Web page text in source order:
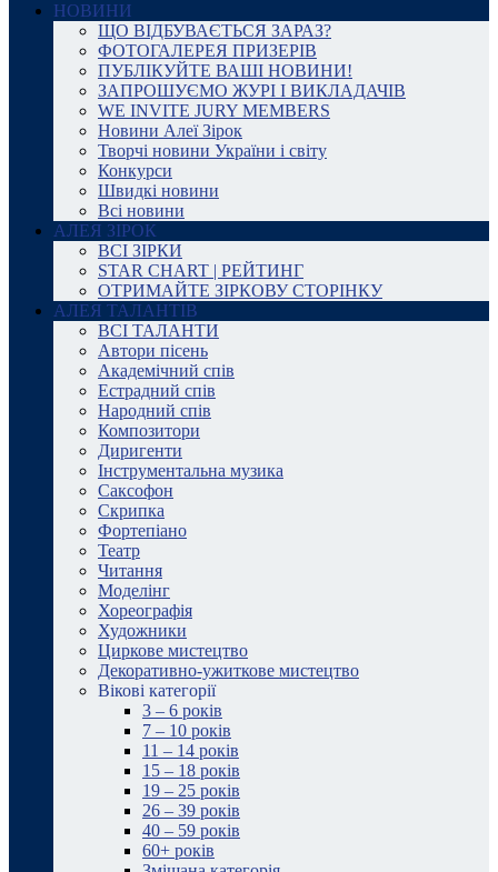
НОВИНИ
ЩО ВІДБУВАЄТЬСЯ ЗАРАЗ?
ФОТОГАЛЕРЕЯ ПРИЗЕРІВ
ПУБЛІКУЙТЕ ВАШІ НОВИНИ!
ЗАПРОШУЄМО ЖУРІ І ВИКЛАДАЧІВ
WE INVITE JURY MEMBERS
Новини Алеї Зірок
Творчі новини України і світу
Конкурси
Швидкі новини
Всі новини
АЛЕЯ ЗІРОК
ВСІ ЗІРКИ
STAR CHART | РЕЙТИНГ
ОТРИМАЙТЕ ЗІРКОВУ СТОРІНКУ
АЛЕЯ ТАЛАНТІВ
ВСІ ТАЛАНТИ
Автори пісень
Академічний спів
Естрадний спів
Народний спів
Композитори
Диригенти
Інструментальна музика
Саксофон
Скрипка
Фортепіано
Театр
Читання
Моделінг
Хореографія
Художники
Циркове мистецтво
Декоративно-ужиткове мистецтво
Вікові категорії
3 – 6 років
7 – 10 років
11 – 14 років
15 – 18 років
19 – 25 років
26 – 39 років
40 – 59 років
60+ років